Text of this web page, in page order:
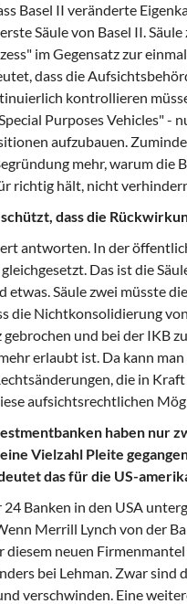
Basel II veränderte
Säule von Basel II.
im Gegensatz zur
dass die
kontrollieren
Purposes Vehicles" -
aufzubauen.
mehr, warum
richtig hält, nicht
dass die
antworten. In der
Das ist die
etwas. Säule zwei müsste
die Nichtkonsolidierung
gebrochen und bei der IKB
erlaubt ist. Da kann
die in
aufsichtsrechtlichen
haben nur
Vielzahl Pleite
das für die US-
Banken in den USA
Merrill Lynch von der
neuen
bei Lehman. Zwar sind
verschwinden. Eine